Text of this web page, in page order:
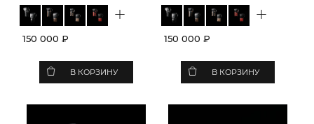
+
150 000 ₽
В КОРЗИНУ
+
150 000 ₽
В КОРЗИНУ